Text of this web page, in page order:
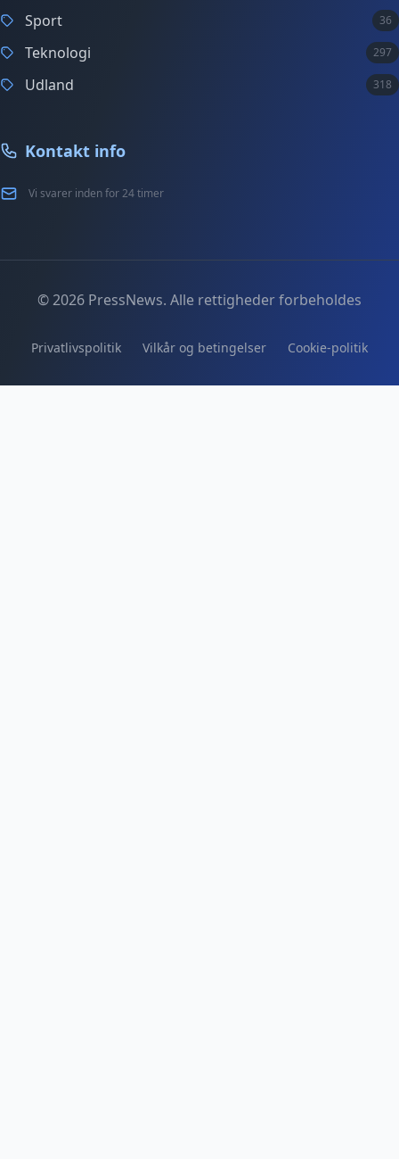
Sport 36
Teknologi 297
Udland 318
Kontakt info
Vi svarer inden for 24 timer
© 2026 PressNews. Alle rettigheder forbeholdes
Privatlivspolitik Vilkår og betingelser Cookie-politik